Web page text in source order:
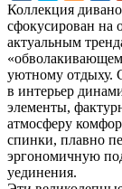
Коллекция
сфокусирован на
актуальным
уютному отдыху.
в интерьер
элементы,
атмосферу
спинки, плавно
эргономичную
уединения.